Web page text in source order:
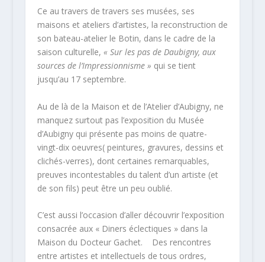
Ce au travers de travers ses musées, ses
maisons et ateliers d’artistes, la reconstruction de
son bateau-atelier le Botin, dans le cadre de la
saison culturelle, « Sur les pas de Daubigny, aux
sources de l’Impressionnisme » qui se tient
jusqu’au 17 septembre.
Au de là de la Maison et de l’Atelier d’Aubigny, ne
manquez surtout pas l’exposition du Musée
d’Aubigny qui présente pas moins de quatre-
vingt-dix oeuvres( peintures, gravures, dessins et
clichés-verres), dont certaines remarquables,
preuves incontestables du talent d’un artiste (et
de son fils) peut être un peu oublié.
C’est aussi l’occasion d’aller découvrir l’exposition
consacrée aux « Diners éclectiques » dans la
Maison du Docteur Gachet. Des rencontres
entre artistes et intellectuels de tous ordres,